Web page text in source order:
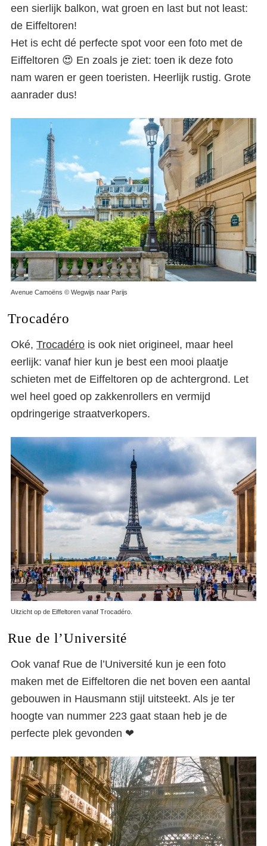
een sierlijk balkon, wat groen en last but not least:
de Eiffeltoren!
Het is echt dé perfecte spot voor een foto met de
Eiffeltoren 😍 En zoals je ziet: toen ik deze foto
nam waren er geen toeristen. Heerlijk rustig. Grote
aanrader dus!
Avenue Camoëns © Wegwijs naar Parijs
Trocadéro
Oké, Trocadéro is ook niet origineel, maar heel
eerlijk: vanaf hier kun je best een mooi plaatje
schieten met de Eiffeltoren op de achtergrond. Let
wel heel goed op zakkenrollers en vermijd
opdringerige straatverkopers.
Uitzicht op de Eiffeltoren vanaf Trocadéro.
Rue de l’Université
Ook vanaf Rue de l’Université kun je een foto
maken met de Eiffeltoren die net boven een aantal
gebouwen in Hausmann stijl uitsteekt. Als je ter
hoogte van nummer 223 gaat staan heb je de
perfecte plek gevonden ❤